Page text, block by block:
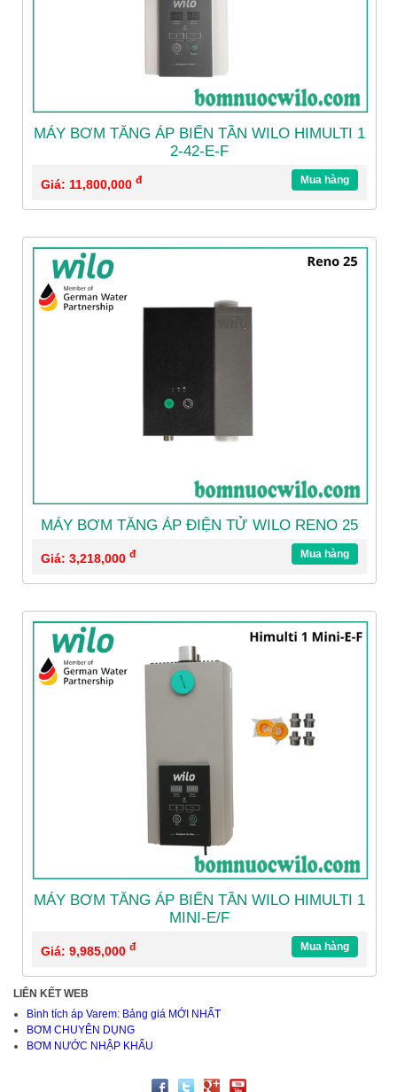
MÁY BƠM TĂNG ÁP BIẾN TẦN WILO HIMULTI 1
2-42-E-F
Giá: 11,800,000 đ Mua hàng
MÁY BƠM TĂNG ÁP ĐIỆN TỬ WILO RENO 25
Giá: 3,218,000 đ Mua hàng
MÁY BƠM TĂNG ÁP BIẾN TẦN WILO HIMULTI 1
MINI-E/F
Giá: 9,985,000 đ Mua hàng
LIÊN KẾT WEB
Bình tích áp Varem: Bảng giá MỚI NHẤT
BƠM CHUYÊN DỤNG
BƠM NƯỚC NHẬP KHẨU